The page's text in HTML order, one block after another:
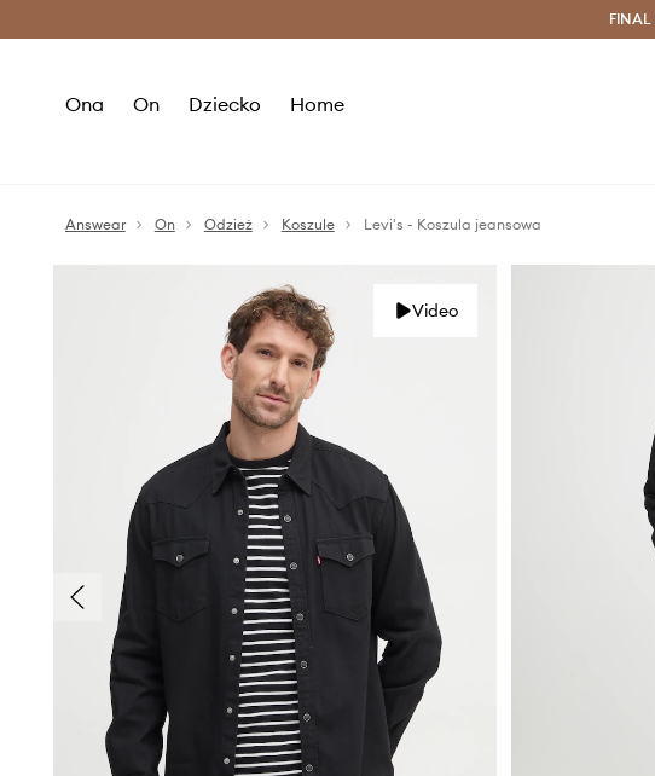
Oszczędzaj zFINAL
Ona On Dziecko Home
Answear On Odzież Koszule Levi's - Koszula jeansowa
Video